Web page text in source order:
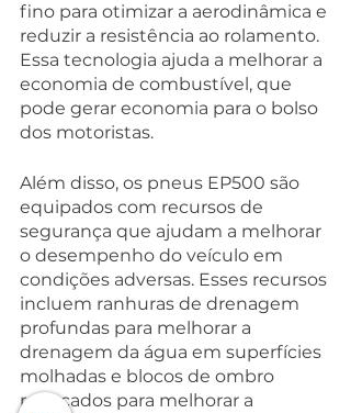
fino para otimizar a aerodinâmica e
reduzir a resistência ao rolamento.
Essa tecnologia ajuda a melhorar a
economia de combustível, que
pode gerar economia para o bolso
dos motoristas.
Além disso, os pneus EP500 são
equipados com recursos de
segurança que ajudam a melhorar
o desempenho do veículo em
condições adversas. Esses recursos
incluem ranhuras de drenagem
profundas para melhorar a
drenagem da água em superfícies
molhadas e blocos de ombro
reforçados para melhorar a